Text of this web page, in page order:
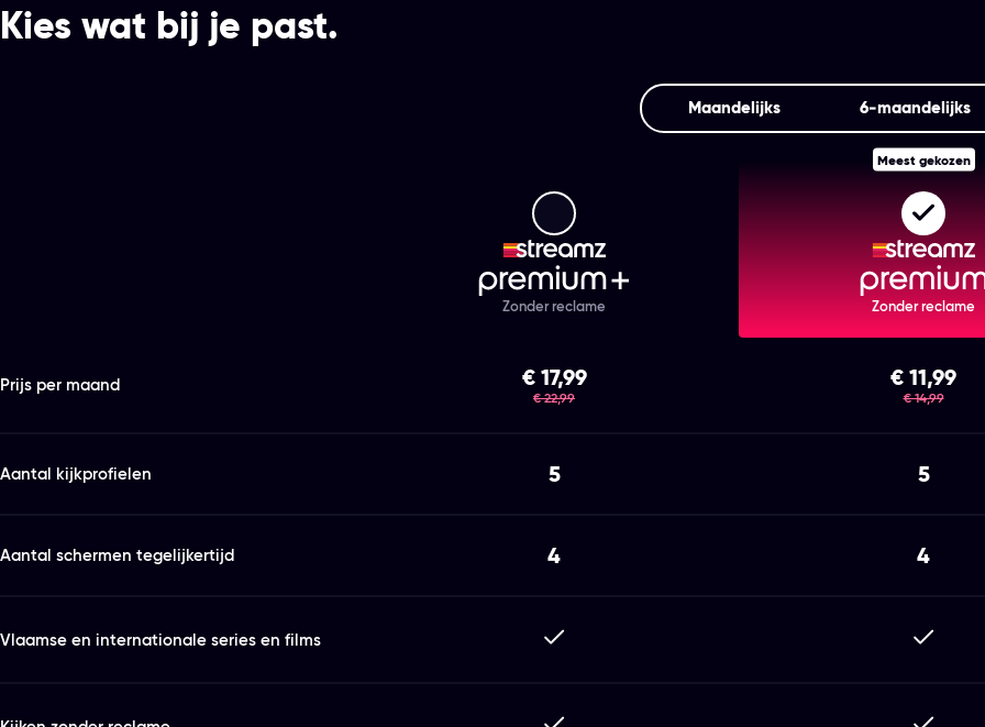
Kies wat bij je past.
Maandelijks 6‑maandelijks
Streamz Premium+
Zonder reclame
Meest gekozen
Zonder reclame
Prijs per maand € 17,99
was
€ 22,99
€ 11,99
was
€ 14,99
Aantal kijkprofielen 5 5
Aantal schermen tegelijkertijd 4 4
Vlaamse en internationale series en films Inbegrepen